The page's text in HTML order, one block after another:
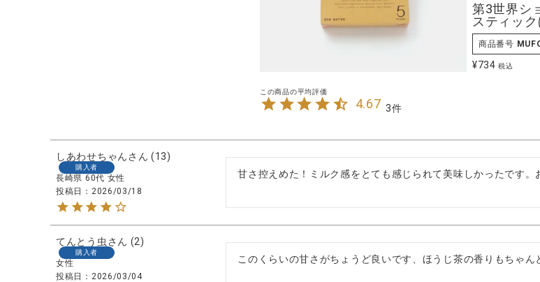
ショップリスト
第3世界シ
スティッ
商品番号
¥734 税込
4.67 3
しあわせちゃん
13
購入者
長崎県 60代 女性
投稿日
2026/03/18
甘さ控えめた！ミルク感をとても感じられて美味しかったです
てんとう虫 2
購入者
女性
投稿日
2026/03/04
このくらいの甘さがちょうど良いです、ほうじ茶の香りもちゃ